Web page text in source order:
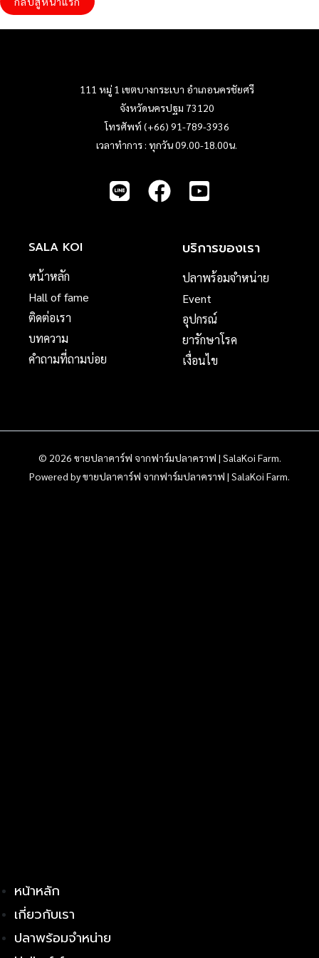
111 หมู่ 1 เขตบางกระเบา อำเภอนครชัยศรี
จังหวัดนครปฐม 73120
โทรศัพท์ (+66) 91-789-3936
เวลาทำการ : ทุกวัน 09.00-18.00น.
SALA KOI
หน้าหลัก
Hall of fame
ติดต่อเรา
บทความ
คำถามที่ถามบ่อย
บริการของเรา
ปลาพร้อมจำหน่าย
Event
อุปกรณ์
ยารักษาโรค
เงื่อนไข
© 2026 ขายปลาคาร์ฟ จากฟาร์มปลาคราฟ | SalaKoi Farm.
Powered by ขายปลาคาร์ฟ จากฟาร์มปลาคราฟ | SalaKoi Farm.
หน้าหลัก
เกี่ยวกับเรา
ปลาพร้อมจำหน่าย